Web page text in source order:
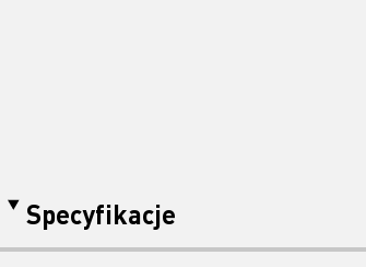
Specyfikacje